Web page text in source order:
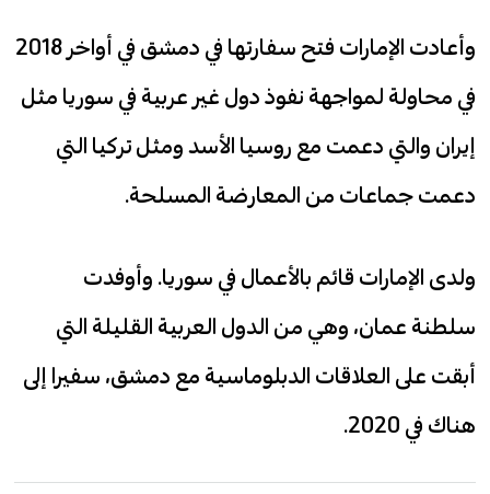
وأعادت الإمارات فتح سفارتها في دمشق في أواخر 2018
في محاولة لمواجهة نفوذ دول غير عربية في سوريا مثل
إيران والتي دعمت مع روسيا الأسد ومثل تركيا التي
دعمت جماعات من المعارضة المسلحة.
ولدى الإمارات قائم بالأعمال في سوريا. وأوفدت
سلطنة عمان، وهي من الدول العربية القليلة التي
أبقت على العلاقات الدبلوماسية مع دمشق، سفيرا إلى
هناك في 2020.